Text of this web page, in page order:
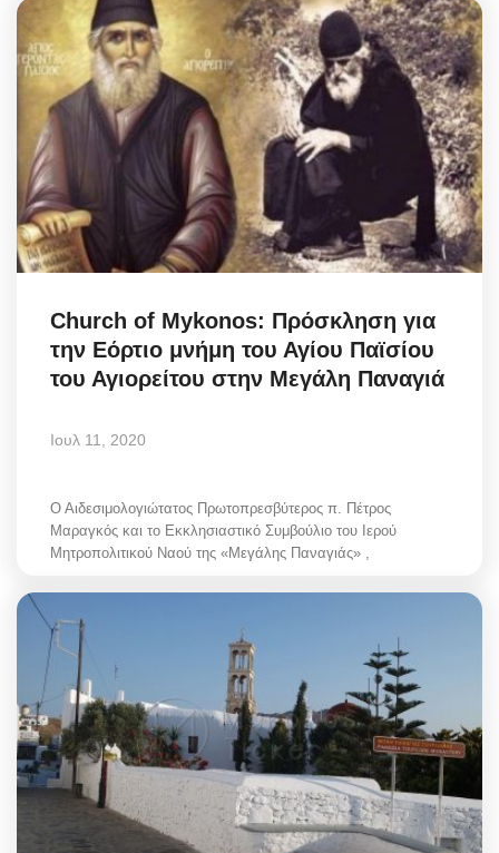
Church of Mykonos: Πρόσκληση για
την Εόρτιο μνήμη του Αγίου Παϊσίου
του Αγιορείτου στην Μεγάλη Παναγιά
Ιουλ 11, 2020
Ο Αιδεσιμολογιώτατος Πρωτοπρεσβύτερος π. Πέτρος
Μαραγκός και το Εκκλησιαστικό Συμβούλιο του Ιερού
Μητροπολιτικού Ναού της «Μεγάλης Παναγιάς» ,